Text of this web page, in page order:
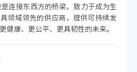
连接东西方的桥梁，致力于成为生
领域领先的供应商，提供可持续发
健康、更公平、更具韧性的未来。